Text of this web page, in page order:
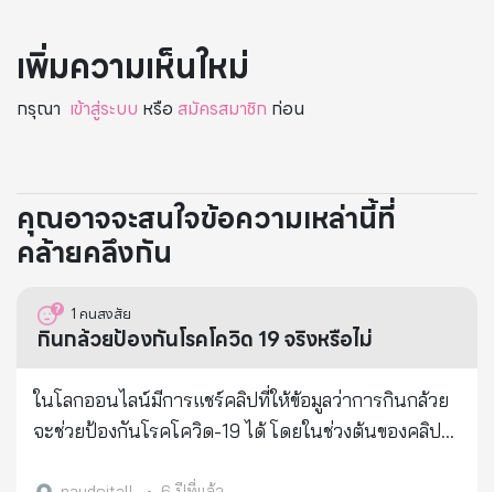
เพิ่มความเห็นใหม่
กรุณา เข้าสู่ระบบ หรือ สมัครสมาชิก ก่อน
คุณอาจจะสนใจข้อความเหล่านี้ที่
คล้ายคลึงกัน
1 คนสงสัย
กินกล้วยป้องกันโรคโควิด 19 จริงหรือไม่
ในโลกออนไลน์มีการแชร์คลิปที่ให้ข้อมูลว่าการกินกล้วย
จะช่วยป้องกันโรคโควิด-19 ได้ โดยในช่วงต้นของคลิป